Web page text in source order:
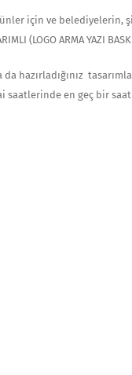
için ve belediyelerin,
(LOGO ARMA YAZI
hazırladığınız
saatlerinde en geç bir